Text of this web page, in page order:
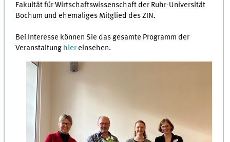
Fakultät für Wirtschaftswissenschaft der Ruhr-Universität
Bochum und ehemaliges Mitglied des ZIN.
Bei Interesse können Sie das gesamte Programm der
Veranstaltung hier einsehen.